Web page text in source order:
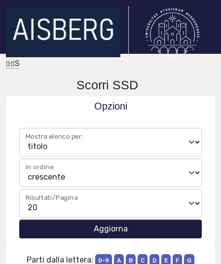
IRIS
Scorri SSD
Opzioni
Mostra elenco per:
in ordine:
Risultati/Pagina
Parti dalla lettera: 0-9 A B C D E F
G